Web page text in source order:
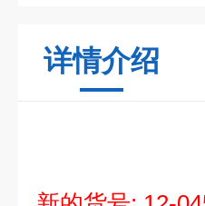
详情介绍